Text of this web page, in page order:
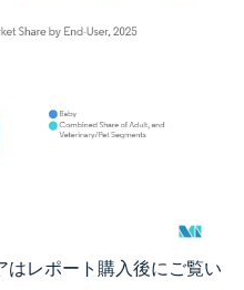
BY 4.0の表示が必要です。
はレポート購入後にご覧い